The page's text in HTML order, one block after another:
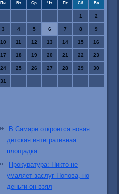
Пн Вт Ср Чт Пт Сб Вс
1 2
3 4 5 6 7 8 9
10 11 12 13 14 15 16
17 18 19 20 21 22 23
24 25 26 27 28 29 30
31
В Самаре откроется новая
детская интегративная
площадка
Прокуратура: Никто не
умаляет заслуг Попова, но
деньги он взял